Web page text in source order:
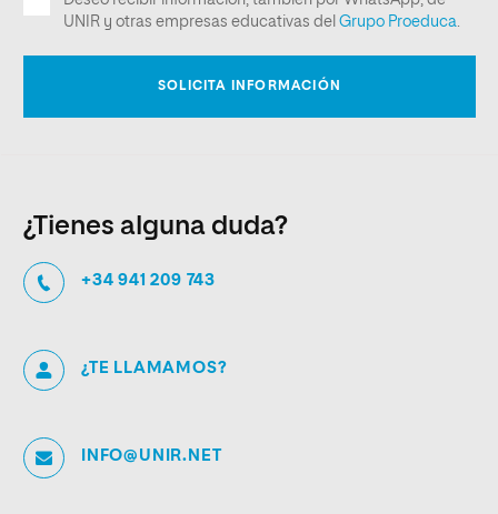
¿Tienes alguna duda?
+34 941 209 743
¿TE LLAMAMOS?
INFO@UNIR.NET